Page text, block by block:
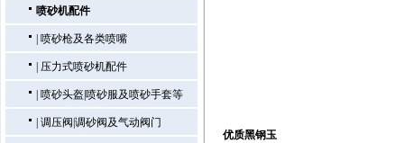
喷砂机配件
喷砂枪及各类喷嘴
压力式喷砂机配件
喷砂头盔|喷砂服及喷砂手套等
调压阀|调砂阀及气动阀门
优质黑钢玉